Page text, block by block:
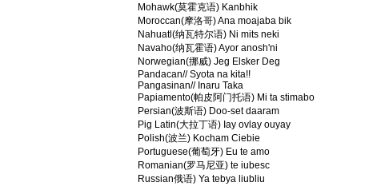
Mohawk(莫霍克语) Kanbhik
Moroccan(摩洛哥) Ana moajaba bik
Nahuatl(纳瓦特尔语) Ni mits neki
Navaho(纳瓦霍语) Ayor anosh'ni
Norwegian(挪威) Jeg Elsker Deg
Pandacan// Syota na kita!!
Pangasinan// Inaru Taka
Papiamento(帕皮阿门托语) Mi ta stimabo
Persian(波斯语) Doo-set daaram
Pig Latin(大拉丁语) Iay ovlay ouyay
Polish(波兰) Kocham Ciebie
Portuguese(葡萄牙) Eu te amo
Romanian(罗马尼亚) te iubesc
Russian俄语) Ya tebya liubliu